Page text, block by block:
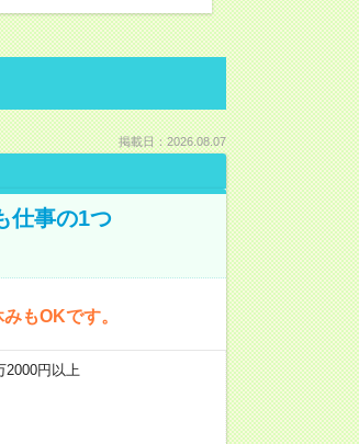
掲載日：2026.08.07
仕事の1つ
もOKです。
円以上